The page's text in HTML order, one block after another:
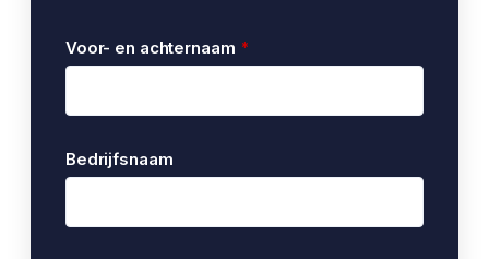
Voor- en achternaam *
Bedrijfsnaam